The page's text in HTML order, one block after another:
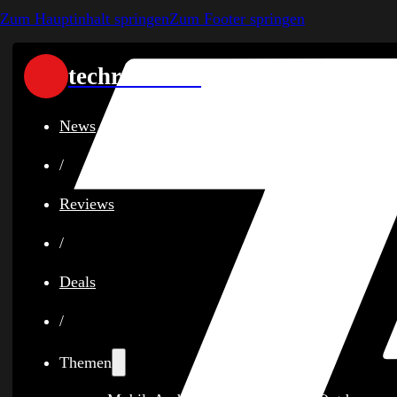
Zum Hauptinhalt springenZum Footer springen
techreviewer
News
/
Reviews
/
Deals
/
Themen